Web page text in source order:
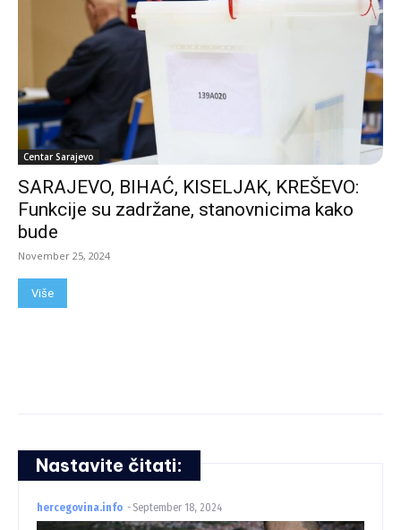
Centar Sarajevo
SARAJEVO, BIHAĆ, KISELJAK, KREŠEVO:
Funkcije su zadržane, stanovnicima kako
bude
November 25, 2024
Više
Nastavite čitati:
hercegovina.info - September 18, 2024